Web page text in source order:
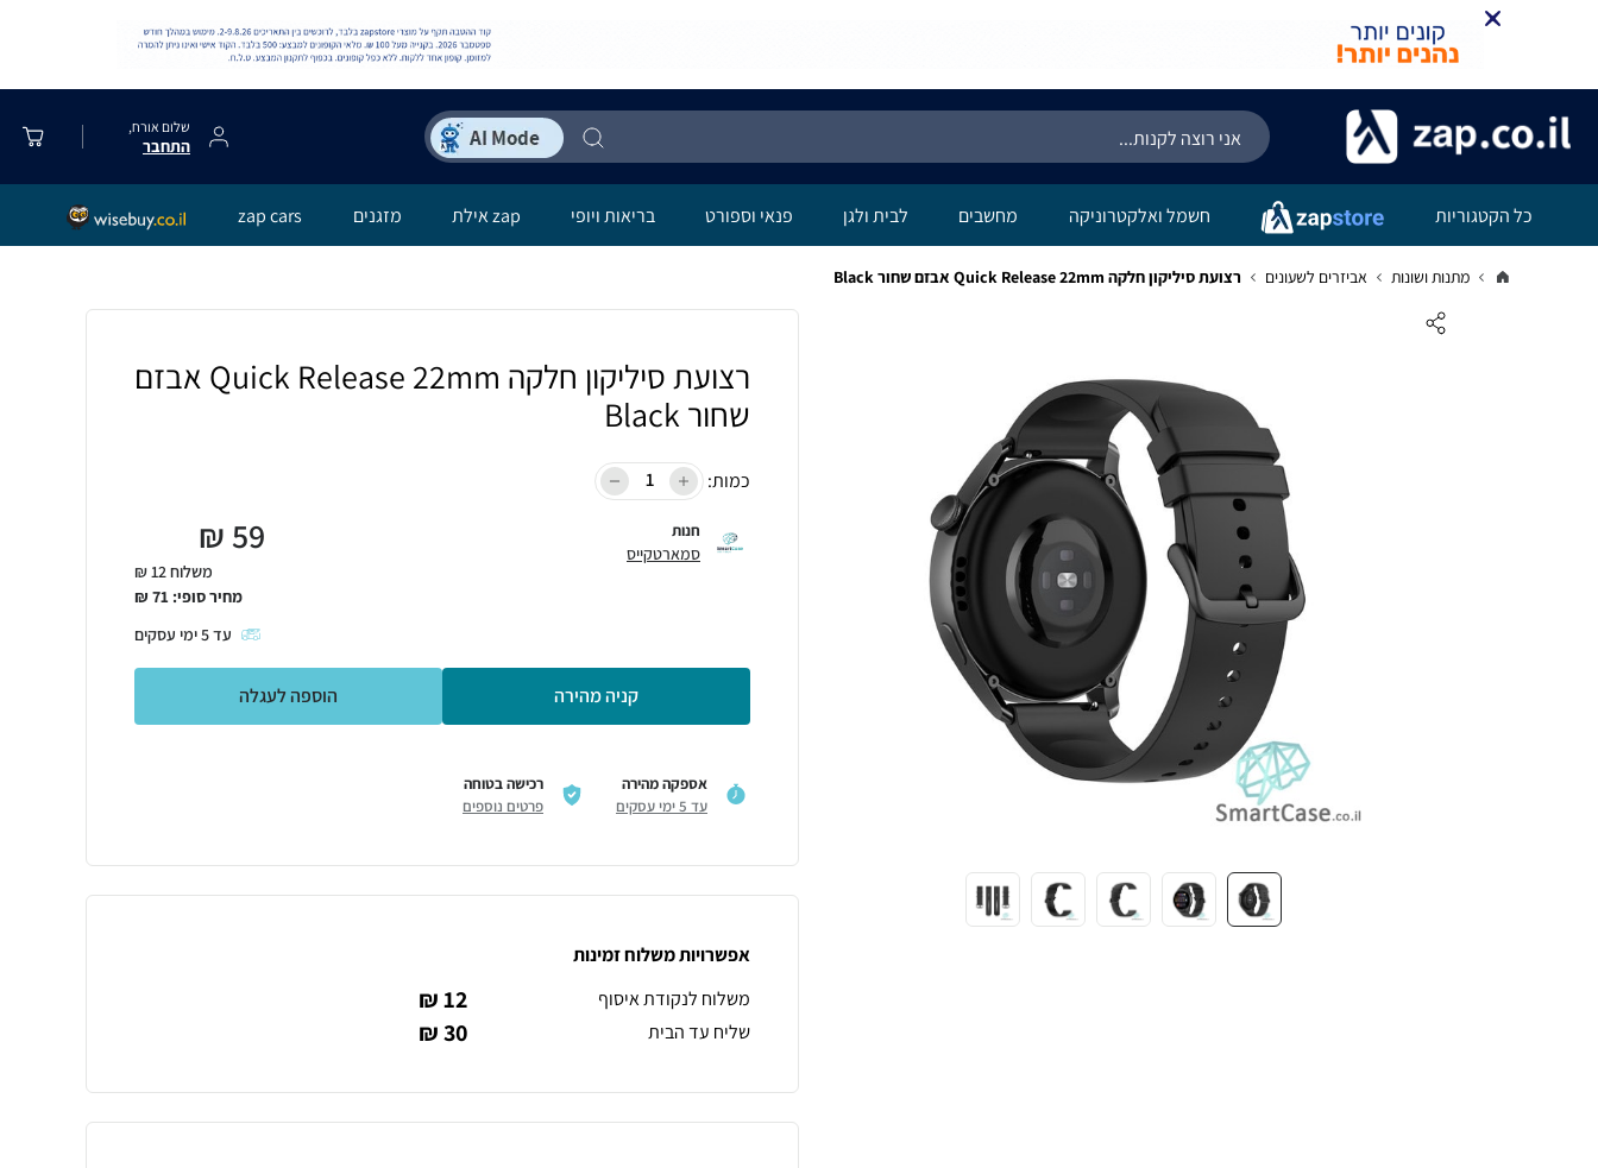
שלום אורח,
התחבר
כל הקטגוריות חשמל ואלקטרוניקה מחשבים לבית ולגן פנאי וספורט בריאות ויופי zap אילת מזגנים zap cars
מתנות ושונות אביזרים לשעונים רצועת סיליקון חלקה Quick Release 22mm אבזם שחור Black
רצועת סיליקון חלקה Quick Release 22mm אבזם
שחור Black
כמות:
חנות
סמארטקייס 59
₪
משלוח 12 ₪
מחיר סופי: 71
₪
עד5ימי עסקים
קניה מהירה הוספה לעגלה
אספקה מהירה
עד 5 ימי עסקים
רכישה בטוחה
פרטים נוספים
אפשרויות משלוח זמינות
משלוח לנקודת איסוף
12 ₪
שליח עד הבית 30 ₪